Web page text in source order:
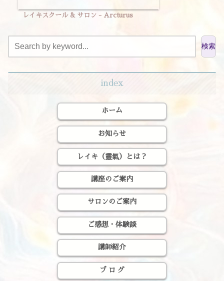
レイキスクール & サロン - Arcturus
検索
index
ホーム
お知らせ
レイキ（靈氣）とは？
講座のご案内
サロンのご案内
ご感想・体験談
講師紹介
ブ ロ グ